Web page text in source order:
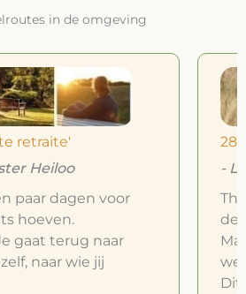
in de omgeving
retraite'
Heiloo
paar dagen voor
hoeven.
gaat terug naar
naar wie jij
28-
-
Dit